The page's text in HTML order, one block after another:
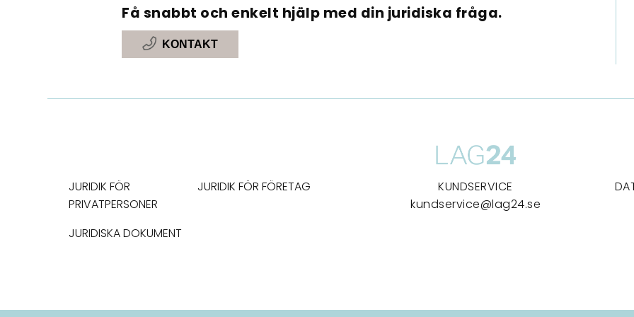
Få snabbt och enkelt hjälp med din juridiska fråga.
KONTAKT
JURIDIK FÖR
PRIVATPERSONER
JURIDIK FÖR FÖRETAG
JURIDISKA DOKUMENT
KUNDSERVICE
kundservice@lag24.se